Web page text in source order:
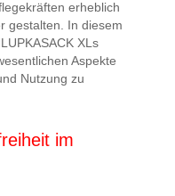
erheblich
gestalten. In diesem
XLs
Aspekte
Nutzung zu
im